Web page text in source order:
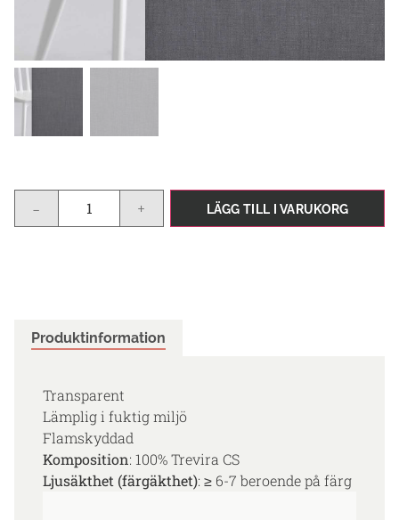
- + LÄGG TILL I VARUKORG
Produktinformation
Transparent
Lämplig i fuktig miljö
Flamskyddad
Komposition: 100% Trevira CS
Ljusäkthet (färgäkthet): ≥ 6-7 beroende på färg